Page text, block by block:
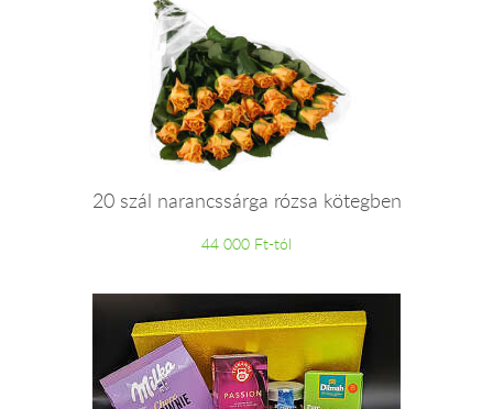
20 szál narancssárga rózsa kötegben
44 000 Ft-tól